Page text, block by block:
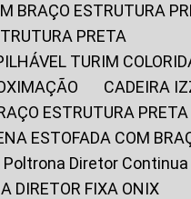
BRAÇO ESTRUTURA
PRETA
TURIM
CADEIRA
ESTRUTURA PRETA
ESTOFADA COM
Poltrona Diretor
DIRETOR FIXA ONIX